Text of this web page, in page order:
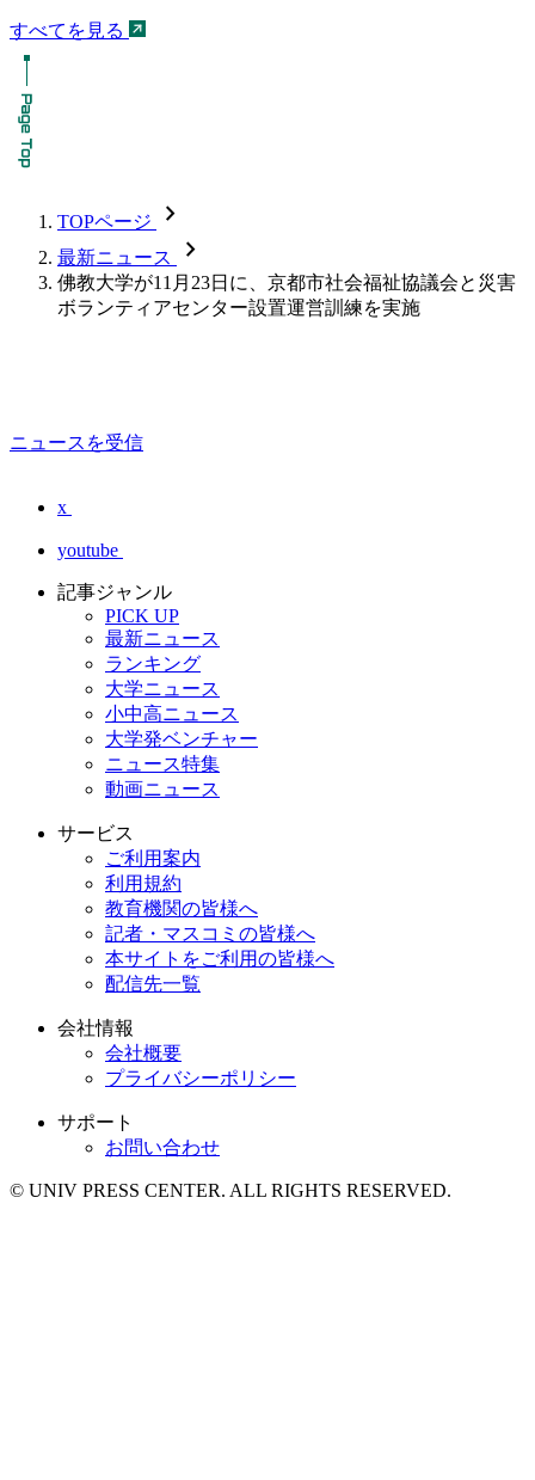
すべてを見る
TOPページ chevron_forward
最新ニュース chevron_forward
佛教大学が11月23日に、京都市社会福祉協議会と災害
ボランティアセンター設置運営訓練を実施
ニュースを受信
x
youtube
記事ジャンル
PICK UP
最新ニュース
ランキング
大学ニュース
小中高ニュース
大学発ベンチャー
ニュース特集
動画ニュース
サービス
ご利用案内
利用規約
教育機関の皆様へ
記者・マスコミの皆様へ
本サイトをご利用の皆様へ
配信先一覧
会社情報
会社概要
プライバシーポリシー
サポート
お問い合わせ
© UNIV PRESS CENTER. ALL RIGHTS RESERVED.